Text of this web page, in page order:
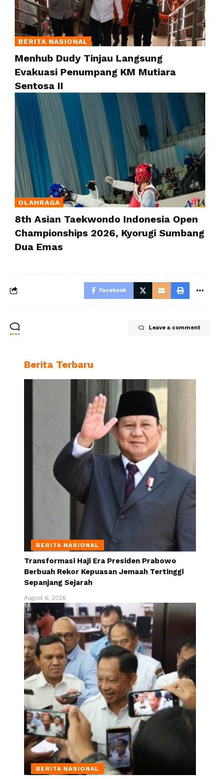
BERITA NASIONAL
Menhub Dudy Tinjau Langsung
Evakuasi Penumpang KM Mutiara
Sentosa II
OLAHRAGA
8th Asian Taekwondo Indonesia Open
Championships 2026, Kyorugi Sumbang
Dua Emas
Facebook
Leave a comment
Berita Terbaru
BERITA NASIONAL
Transformasi Haji Era Presiden Prabowo
Berbuah Rekor Kepuasan Jemaah Tertinggi
Sepanjang Sejarah
August 6, 2026
BERITA NASIONAL